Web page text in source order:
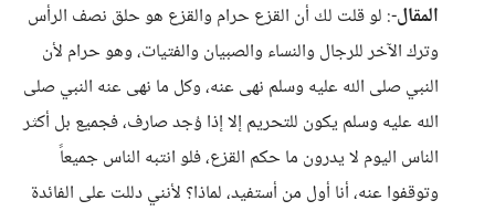
المقال-: لو قلت لك أن القزع حرام والقزع هو حلق نصف الرأس
وترك الآخر للرجال والنساء والصبيان والفتيات، وهو حرام لأن
النبي صلى الله عليه وسلم نهى عنه، وكل ما نهى عنه النبي صلى
الله عليه وسلم يكون للتحريم إلا إذا وُجد صارف، فجميع بل أكثر
الناس اليوم لا يدرون ما حكم القزع، فلو انتبه الناس جميعاً
وتوقفوا عنه، أنا أول من أستفيد، لماذا؟ لأنني دللت على الفائدة